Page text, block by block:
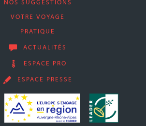
NOS SUGGESTIONS
VOTRE VOYAGE
PRATIQUE
ACTUALITÉS
ESPACE PRO
ESPACE PRESSE